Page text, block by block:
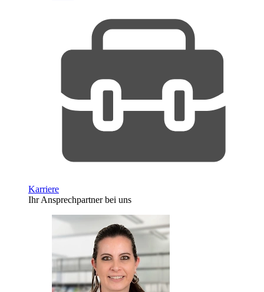
Karriere
Ihr Ansprechpartner bei uns